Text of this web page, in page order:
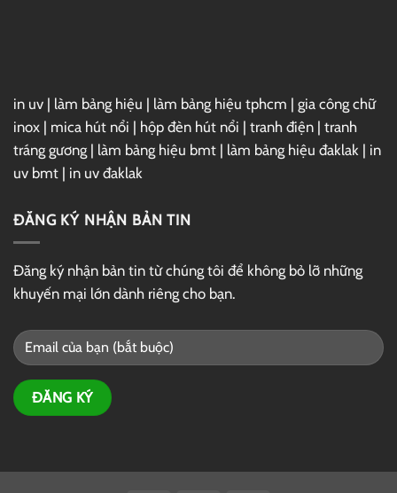
in uv | làm bảng hiệu | làm bảng hiệu tphcm | gia công chữ
inox | mica hút nổi | hộp đèn hút nổi | tranh điện | tranh
tráng gương | làm bảng hiệu bmt | làm bảng hiệu đaklak | in
uv bmt | in uv đaklak
ĐĂNG KÝ NHẬN BẢN TIN
Đăng ký nhận bản tin từ chúng tôi để không bỏ lỡ những
khuyến mại lớn dành riêng cho bạn.